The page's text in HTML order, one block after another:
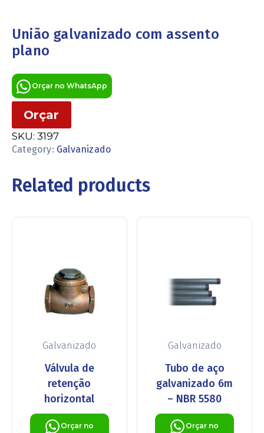
União galvanizado com assento
plano
Orçar no WhatsApp
Orçar
SKU: 3197
Category: Galvanizado
Related products
Galvanizado
Válvula de
retenção
horizontal
Orçar no
Galvanizado
Tubo de aço
galvanizado 6m
– NBR 5580
Orçar no